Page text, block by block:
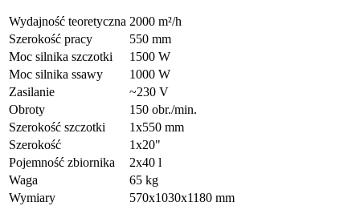
Wydajność teoretyczna 2000 m²/h
Szerokość pracy
550 mm
Moc silnika szczotki
1500 W
Moc silnika ssawy
1000 W
Zasilanie
~230 V
Obroty
150 obr./min.
Szerokość szczotki
1x550 mm
Szerokość
1x20"
Pojemność zbiornika
2x40 l
Waga
65 kg
Wymiary
570x1030x1180 mm